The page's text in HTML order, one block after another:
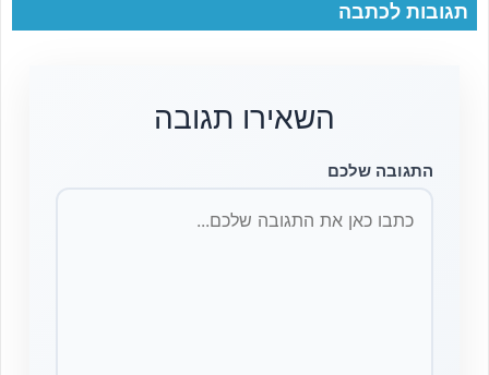
תגובות לכתבה
השאירו תגובה
התגובה שלכם